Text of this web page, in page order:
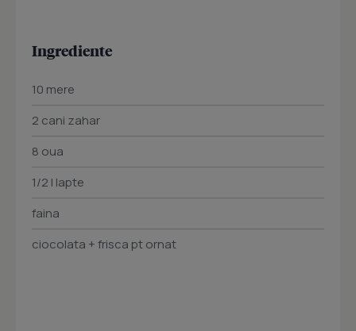
Ingrediente
10 mere
2 cani zahar
8 oua
1/2 l lapte
faina
ciocolata + frisca pt ornat